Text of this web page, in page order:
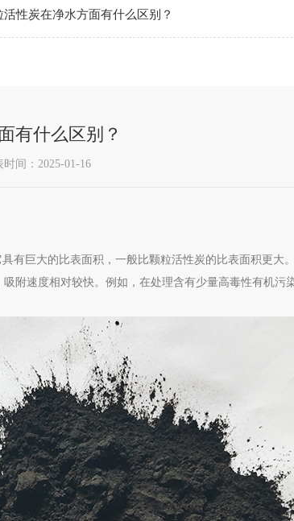
性炭在净水方面有什么区别？
有什么区别？
时间：2025-01-16
有巨大的比表面积，一般比颗粒活性炭的比表面积更大
附速度相对较快。例如，在处理含有少量高毒性有机污